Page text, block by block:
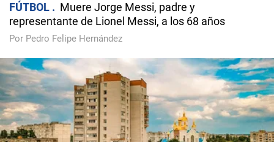
FÚTBOL
Muere Jorge Messi, padre y
representante de Lionel Messi, a los 68 años
Por Pedro Felipe Hernández